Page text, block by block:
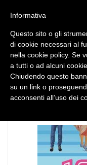
TAG:
Informativa
Questo sito o gli
di cookie necessari al
nella cookie policy. Se
a tutti o ad alcuni
Chiudendo questo
su un link o
acconsenti all’uso dei